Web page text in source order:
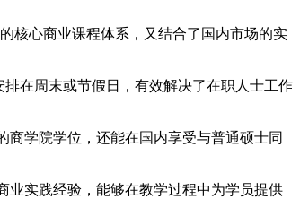
核心商业课程体系，又结合了国内市场的实
在周末或节假日，有效解决了在职人士工作
学院学位，还能在国内享受与普通硕士同
业实践经验，能够在教学过程中为学员提供